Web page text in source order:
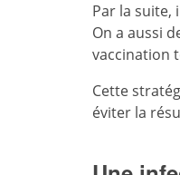
Par la suite,
On a aussi
vaccination
Cette
éviter la